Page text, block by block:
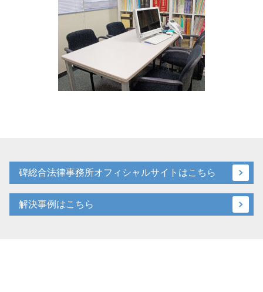
碑総合法律事務所オフィシャルサイトはこちら
解決事例はこちら